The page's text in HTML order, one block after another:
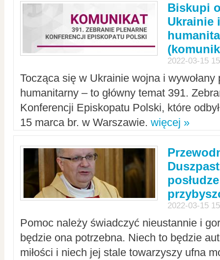
Biskupi
Ukrainie
2022-03-15
Tocząca się w Ukrainie wojna i
humanitarny – to główny temat 391.
Konferencji Episkopatu Polski, które
15 marca br. w Warszawie. więcej »
2022-03-15
Pomoc należy świadczyć nieustannie i
będzie ona potrzebna. Niech to będzie
miłości i niech jej stale towarzyszy ufna